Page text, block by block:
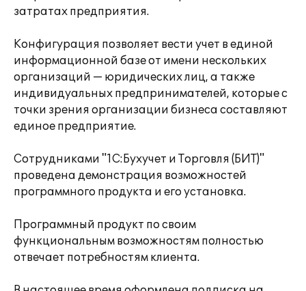
затратах предприятия.
Конфигурация позволяет вести учет в единой
информационной базе от имени нескольких
организаций — юридических лиц, а также
индивидуальных предпринимателей, которые с
точки зрения организации бизнеса составляют
единое предприятие.
Сотрудниками "1С:Бухучет и Торговля (БИТ)"
проведена демонстрация возможностей
программного продукта и его установка.
Программный продукт по своим
функциональным возможностям полностью
отвечает потребностям клиента.